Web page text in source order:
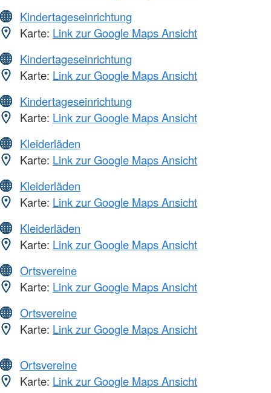
Kindertageseinrichtung
Karte: Link zur Google Maps Ansicht
Kindertageseinrichtung
Karte: Link zur Google Maps Ansicht
Kindertageseinrichtung
Karte: Link zur Google Maps Ansicht
Kleiderläden
Karte: Link zur Google Maps Ansicht
Kleiderläden
Karte: Link zur Google Maps Ansicht
Kleiderläden
Karte: Link zur Google Maps Ansicht
Ortsvereine
Karte: Link zur Google Maps Ansicht
Ortsvereine
Karte: Link zur Google Maps Ansicht
Ortsvereine
Karte: Link zur Google Maps Ansicht